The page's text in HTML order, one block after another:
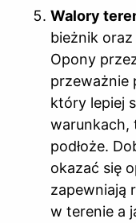
Walory
bieżnik
Opony
przeważnie
który lepiej
warunkach,
podłoże.
okazać się
zapewniają
w terenie a